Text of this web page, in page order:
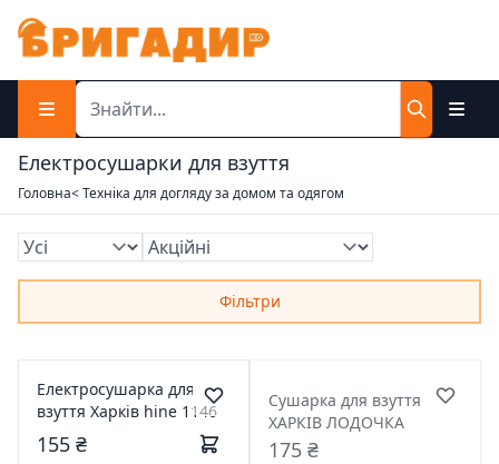
Електросушарки для взуття
Головна< Техніка для догляду за домом та одягом
Фільтри
Електросушарка для
взуття Харків hine 1146
155 ₴
Сушарка для взуття
ХАРКІВ ЛОДОЧКА
175 ₴